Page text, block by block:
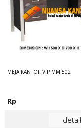
MEJA KANTOR VIP MM 502
Rp
detail